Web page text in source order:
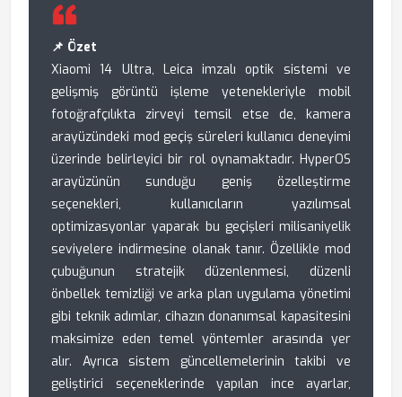
📌 Özet
Xiaomi 14 Ultra, Leica imzalı optik sistemi ve
gelişmiş görüntü işleme yetenekleriyle mobil
fotoğrafçılıkta zirveyi temsil etse de, kamera
arayüzündeki mod geçiş süreleri kullanıcı deneyimi
üzerinde belirleyici bir rol oynamaktadır. HyperOS
arayüzünün sunduğu geniş özelleştirme
seçenekleri, kullanıcıların yazılımsal
optimizasyonlar yaparak bu geçişleri milisaniyelik
seviyelere indirmesine olanak tanır. Özellikle mod
çubuğunun stratejik düzenlenmesi, düzenli
önbellek temizliği ve arka plan uygulama yönetimi
gibi teknik adımlar, cihazın donanımsal kapasitesini
maksimize eden temel yöntemler arasında yer
alır. Ayrıca sistem güncellemelerinin takibi ve
geliştirici seçeneklerinde yapılan ince ayarlar,